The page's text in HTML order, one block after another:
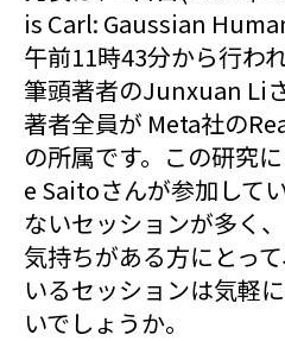
is Carl: Gaussian
午前11時43分から行われ
筆頭著者のJunxuan Li
著者全員が Meta社の
の所属です。この研究
e Saitoさんが参加して
ないセッションが多く
気持ちがある方にとっ
いるセッションは気軽
いでしょうか。